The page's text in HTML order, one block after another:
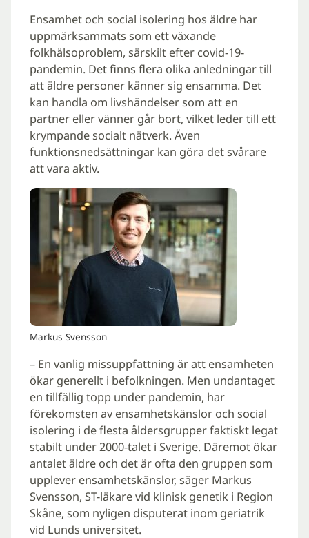
Ensamhet och social isolering hos äldre har
uppmärksammats som ett växande
folkhälsoproblem, särskilt efter covid-19-
pandemin. Det finns flera olika anledningar till
att äldre personer känner sig ensamma. Det
kan handla om livshändelser som att en
partner eller vänner går bort, vilket leder till ett
krympande socialt nätverk. Även
funktionsnedsättningar kan göra det svårare
att vara aktiv.
Markus Svensson
– En vanlig missuppfattning är att ensamheten
ökar generellt i befolkningen. Men undantaget
en tillfällig topp under pandemin, har
förekomsten av ensamhetskänslor och social
isolering i de flesta åldersgrupper faktiskt legat
stabilt under 2000-talet i Sverige. Däremot ökar
antalet äldre och det är ofta den gruppen som
upplever ensamhetskänslor, säger Markus
Svensson, ST-läkare vid klinisk genetik i Region
Skåne, som nyligen disputerat inom geriatrik
vid Lunds universitet.